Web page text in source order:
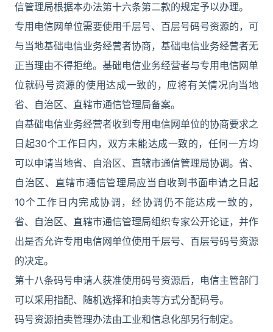
信管理局根据本办法第十六条第二款的规定予以办理。
专用电信网单位需要使用千层号、百层号码号资源的，可
与当地基础电信业务经营者协商，基础电信业务经营者无
正当理由不得拒绝。基础电信业务经营者与专用电信网单
位就码号资源的使用达成一致的，应将有关情况向当地
省、自治区、直辖市通信管理局备案。
自基础电信业务经营者收到专用电信网单位的协商要求之
日起30个工作日内，双方未能达成一致的，任何一方均
可以申请当地省、自治区、直辖市通信管理局协调。省、
自治区、直辖市通信管理局应当自收到书面申请之日起
10个工作日内完成协调，经协调仍不能达成一致的，
省、自治区、直辖市通信管理局组织专家公开论证，并作
出是否允许专用电信网单位使用千层号、百层号码号资源
的决定。
第十八条码号申请人获准使用码号资源后，电信主管部门
可以采用指配、随机选择和拍卖等方式分配码号。
码号资源拍卖管理办法由工业和信息化部另行制定。